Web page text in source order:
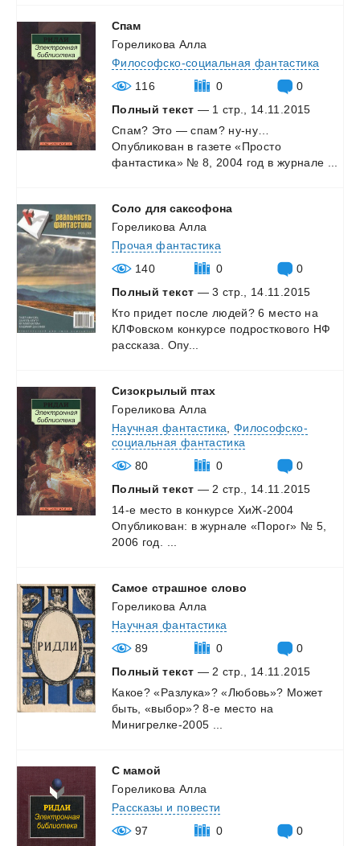
Спам
Гореликова Алла
Философско-социальная фантастика
116
0
0
Полный текст — 1 стр., 14.11.2015
Спам? Это — спам? ну-ну…
Опубликован в газете «Просто
фантастика» № 8, 2004 год в журнале
Соло для саксофона
Гореликова Алла
Прочая фантастика
140
0
0
Полный текст — 3 стр., 14.11.2015
Кто придет после людей? 6 место на
КЛФовском конкурсе подросткового НФ
рассказа.
Опу...
Сизокрылый птах
Гореликова Алла
Научная фантастика ,Философско-
социальная фантастика
80
0
0
Полный текст — 2 стр., 14.11.2015
14-е место в конкурсе ХиЖ-2004
Опубликован: в журнале «Порог» № 5,
2006 год.
Самое страшное слово
Гореликова Алла
Научная фантастика
89
0
0
Полный текст — 2 стр., 14.11.2015
Какое? «Разлука»? «Любовь»? Может
быть, «выбор»? 8-е место на
Минигрелке-2005
С мамой
Гореликова Алла
Рассказы и повести
97
0 0